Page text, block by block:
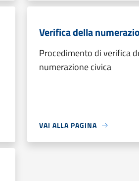
Verifica della
Procedimento di verifica
numerazione civica
VAI ALLA PAGINA